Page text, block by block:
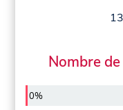
Nombre
0%